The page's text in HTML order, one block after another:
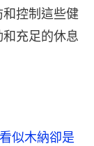
控制這些健
充足的休息
似木納卻是